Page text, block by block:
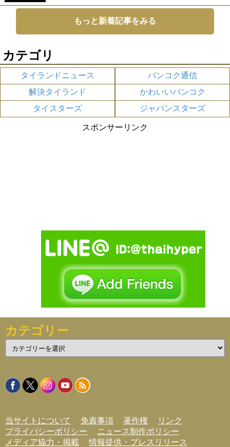
もっと新着記事をみる
カテゴリ
タイランドニュース
バンコク通信
解決タイランド
かわいいバンコク
タイスターズ
ジャパンスターズ
スポンサーリンク
カテゴリー
テ
リ
ー
当サイトについて 免責事項 著作権
リンク
プライバシーポリシー
ニュース制作ポリシー
メディア協力・掲載
情報提供・プレスリリース